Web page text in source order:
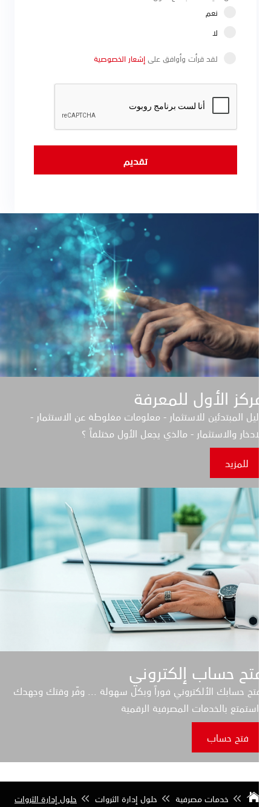
لقد قرأت وأوافق علىإشعار الخصوصية‍‍
تقديم
الأول للمعرفة
المبتدئين للاستثمار - معلومات مغلوطة عن الاستثمار -
والاستثمار - مالذي يجعل الأول مختلفاً ؟
للمزيد
حساب إلكتروني
حسابك الألكتروني فوراً وبكل سهولة ... وفّر وقتك وجهدك
بالخدمات المصرفية الرقمية
فتح حساب
خدمات مصرفية حلول إدارة الثروات حلول إدارة الثروات